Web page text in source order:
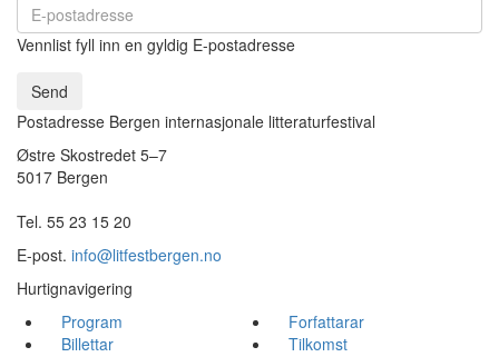
Vennlist fyll inn en gyldig E-postadresse
Send
Postadresse Bergen internasjonale litteraturfestival
Østre Skostredet 5–7
5017 Bergen
Tel. 55 23 15 20
E-post. info@litfestbergen.no
Hurtignavigering
Program
Forfattarar
Billettar
Tilkomst